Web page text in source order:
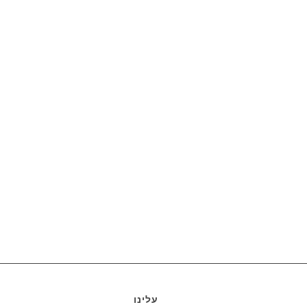
עלינו